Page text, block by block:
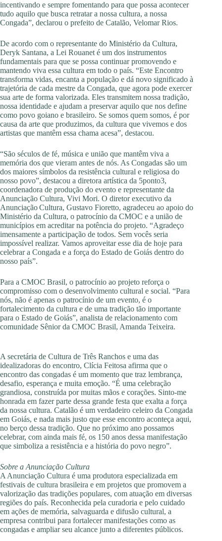
incentivando e sempre fomentando para que possa acontecer
tudo aquilo que busca retratar a nossa cultura, a nossa
Congada”, declarou o prefeito de Catalão, Velomar Rios.
De acordo com o representante do Ministério da Cultura,
Deryk Santana, a Lei Rouanet é um dos instrumentos
fundamentais para que se possa continuar promovendo e
mantendo viva essa cultura em todo o país. “Este Encontro
transforma vidas, encanta a população e dá novo significado à
trajetória de cada mestre da Congada, que agora pode exercer
sua arte de forma valorizada. Eles transmitem nossa tradição,
nossa identidade e ajudam a preservar aquilo que nos define
como povo goiano e brasileiro. Se somos quem somos, é por
causa da arte que produzimos, da cultura que vivemos e dos
artistas que mantêm essa chama acesa”, destacou.
“São séculos de fé, música e união que mantêm viva a
memória dos que vieram antes de nós. As Congadas são um
dos maiores símbolos da resistência cultural e religiosa do
nosso povo”, destacou a diretora artística da 5ponto3,
coordenadora de produção do evento e representante da
Anunciação Cultura, Vivi Mori. O diretor executivo da
Anunciação Cultura, Gustavo Fioretto, agradeceu ao apoio do
Ministério da Cultura, o patrocínio da CMOC e a união de
municípios em acreditar na potência do projeto. “Agradeço
imensamente a participação de todos. Sem vocês seria
impossível realizar. Vamos aproveitar esse dia de hoje para
celebrar a Congada e a força do Estado de Goiás dentro do
nosso país”.
Para a CMOC Brasil, o patrocínio ao projeto reforça o
compromisso com o desenvolvimento cultural e social. “Para
nós, não é apenas o patrocínio de um evento, é o
fortalecimento da cultura e de uma tradição tão importante
para o Estado de Goiás”, analista de relacionamento com
comunidade Sênior da CMOC Brasil, Amanda Teixeira.
A secretária de Cultura de Três Ranchos e uma das
idealizadoras do encontro, Clícia Feitosa afirma que o
encontro das congadas é um momento que traz lembrança,
desafio, esperança e muita emoção. “É uma celebração
grandiosa, construída por muitas mãos e corações. Sinto-me
honrada em fazer parte dessa grande festa que exalta a força
da nossa cultura. Catalão é um verdadeiro celeiro da Congada
em Goiás, e nada mais justo que esse encontro aconteça aqui,
no berço dessa tradição. Que no próximo ano possamos
celebrar, com ainda mais fé, os 150 anos dessa manifestação
que simboliza a resistência e a história do povo negro”.
Sobre a Anunciação Cultura
A Anunciação Cultura é uma produtora especializada em
festivais de cultura brasileira e em projetos que promovem a
valorização das tradições populares, com atuação em diversas
regiões do país. Reconhecida pela curadoria e pelo cuidado
em ações de memória, salvaguarda e difusão cultural, a
empresa contribui para fortalecer manifestações como as
congadas e ampliar seu alcance junto a diferentes públicos.